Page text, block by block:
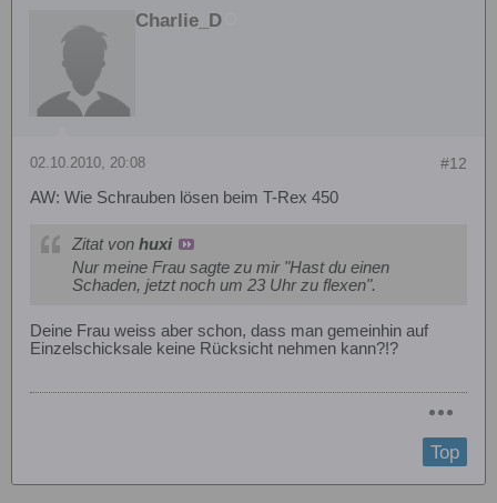
Charlie_D
#12
02.10.2010, 20:08
AW: Wie Schrauben lösen beim T-Rex 450
Zitat von huxi
Nur meine Frau sagte zu mir "Hast du einen
Schaden, jetzt noch um 23 Uhr zu flexen".
Deine Frau weiss aber schon, dass man gemeinhin auf
Einzelschicksale keine Rücksicht nehmen kann?!?
Top